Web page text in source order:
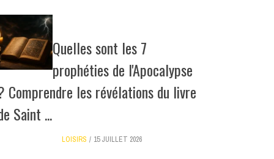
Quelles sont les 7
prophéties de l'Apocalypse
Comprendre les révélations du livre
Saint ...
LOISIRS 15 JUILLET 2026